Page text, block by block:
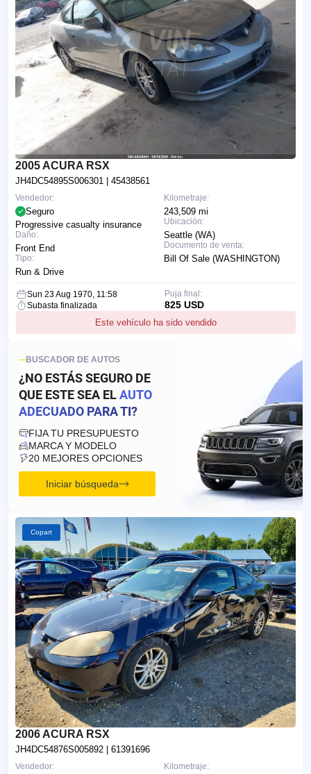
2005 ACURA RSX
JH4DC54895S006301 | 45438561
Kilometraje:
243,509 mi
Ubicación:
Seattle (WA)
Documento de venta:
Bill Of Sale (WASHINGTON)
Vendedor:
Seguro
Progressive casualty insurance
Daño:
Front End
Tipo:
Run & Drive
Sun 23 Aug 1970, 11:58
Subasta finalizada
Este vehículo ha sido vendido
Puja final:
825 USD
BUSCADOR DE AUTOS
¿NO ESTÁS SEGURO DE
QUE ESTE SEA ELAUTO
ADECUADO PARA TI?
FIJA TU PRESUPUESTO
MARCA Y MODELO
20 MEJORES OPCIONES
Iniciar búsqueda
Copart
2006 ACURA RSX
JH4DC54876S005892 | 61391696
Kilometraje:
Vendedor: